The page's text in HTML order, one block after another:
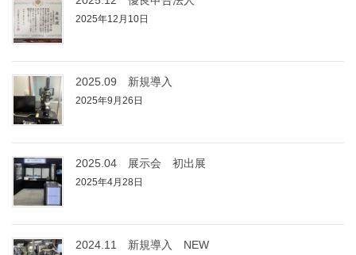
2025年12月10日
2025.09 新規導入
2025年9月26日
2025.04 展示会 初出展
2025年4月28日
2024.11 新規導入 NEW